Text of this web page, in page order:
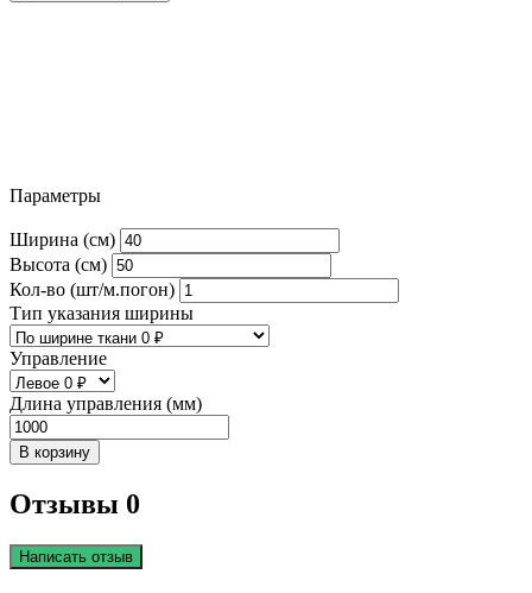
Параметры
Ширина (см)
Высота (см)
Кол-во (шт/м.погон)
Тип указания ширины
Управление
Длина управления (мм)
В корзину
Отзывы 0
Написать отзыв